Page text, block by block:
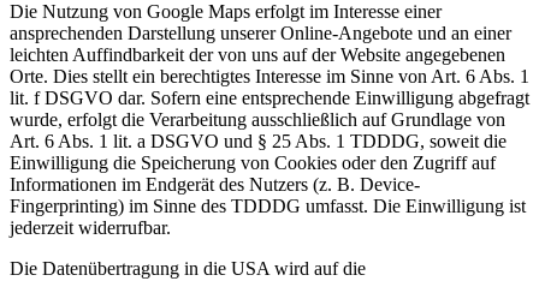
Die Nutzung von Google Maps erfolgt im Interesse einer
ansprechenden Darstellung unserer Online-Angebote und an einer
leichten Auffindbarkeit der von uns auf der Website angegebenen
Orte. Dies stellt ein berechtigtes Interesse im Sinne von Art. 6 Abs. 1
lit. f DSGVO dar. Sofern eine entsprechende Einwilligung abgefragt
wurde, erfolgt die Verarbeitung ausschließlich auf Grundlage von
Art. 6 Abs. 1 lit. a DSGVO und § 25 Abs. 1 TDDDG, soweit die
Einwilligung die Speicherung von Cookies oder den Zugriff auf
Informationen im Endgerät des Nutzers (z. B. Device-
Fingerprinting) im Sinne des TDDDG umfasst. Die Einwilligung ist
jederzeit widerrufbar.
Die Datenübertragung in die USA wird auf die